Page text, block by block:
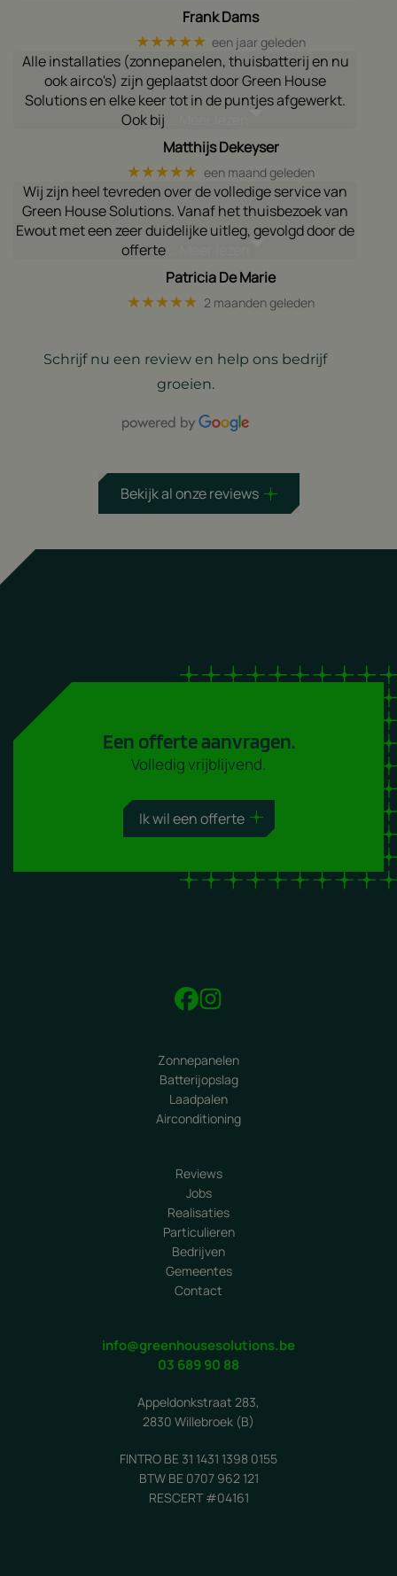
Frank Dams
★★★★★ een jaar geleden
Alle installaties (zonnepanelen, thuisbatterij en nu
ook airco's) zijn geplaatst door Green House
Solutions en elke keer tot in de puntjes afgewerkt.
Ook bij
Matthijs Dekeyser
★★★★★ een maand geleden
Wij zijn heel tevreden over de volledige service van
Green House Solutions. Vanaf het thuisbezoek van
Ewout met een zeer duidelijke uitleg, gevolgd door de
offerte
Patricia De Marie
★★★★★ 2 maanden geleden
Schrijf nu een review en help ons bedrijf
groeien.
Bekijk al onze reviews
Een offerte aanvragen.
Volledig vrijblijvend.
Ik wil een offerte
Zonnepanelen
Batterijopslag
Laadpalen
Airconditioning
Reviews
Jobs
Realisaties
Particulieren
Bedrijven
Gemeentes
Contact
info@greenhousesolutions.be
03 689 90 88
Appeldonkstraat 283,
2830 Willebroek (B)
FINTRO BE 31 1431 1398 0155
BTW BE 0707 962 121
RESCERT #04161